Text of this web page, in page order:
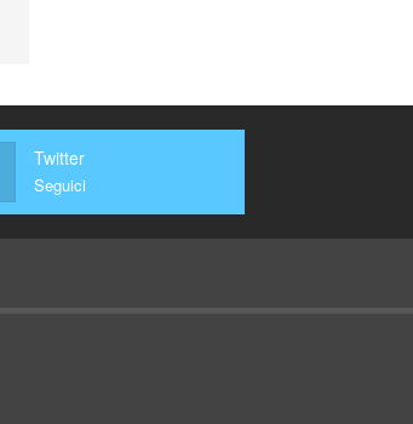
Twitter
Seguici